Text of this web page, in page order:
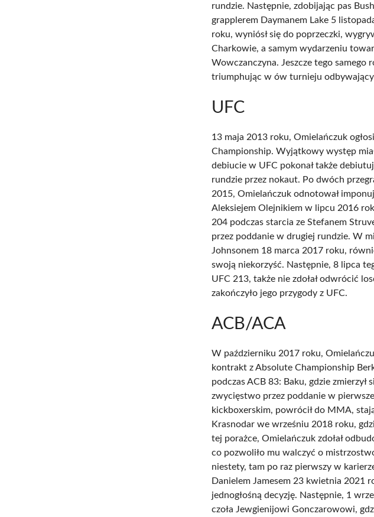
rundzie. Następnie, zdobijając pas
grapplerem Daymanem Lake 5
roku, wyniósł się do poprzeczki,
Charkowie, a samym wydarzeniu
Wowczanczyna. Jeszcze tego samego
triumphując w ów turnieju
UFC
13 maja 2013 roku, Omielańczuk
Championship. Wyjątkowy występ
debiucie w UFC pokonał także
rundzie przez nokaut. Po dwóch
2015, Omielańczuk odnotował
Aleksiejem Olejnikiem w lipcu 2016
204 podczas starcia ze Stefanem
przez poddanie w drugiej rundzie. W
Johnsonem 18 marca 2017 roku,
swoją niekorzyść. Następnie, 8 lipca
UFC 213, także nie zdołał odwrócić
zakończyło jego przygody z UFC.
ACB/ACA
W październiku 2017 roku,
kontrakt z Absolute Championship
podczas ACB 83: Baku, gdzie
zwycięstwo przez poddanie w
kickboxerskim, powrócił do MMA,
Krasnodar we wrześniu 2018 roku,
tej porażce, Omielańczuk zdołał
co pozwoliło mu walczyć o
niestety, tam po raz pierwszy w
Danielem Jamesem 23 kwietnia 2021
jednogłośną decyzję. Następnie, 1
czoła Jewgienijowi Gonczarowowi,